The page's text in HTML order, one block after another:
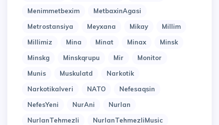
Menimmetbexim
MetbaxinAgasi
Metrostansiya
Meyxana Mikay
Millim
Millimiz
Mina Minat Minax
Minsk
Minskg
Minskqrupu Mir
Monitor
Munis
Muskulatd
Narkotik
Narkotikalveri
NATO
Nefesaqsin
NefesYeni
NurAni
Nurlan
NurlanTehmezli
NurlanTehmezliMusic